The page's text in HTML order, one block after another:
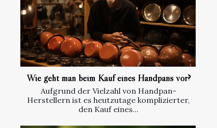
Wie geht man beim Kauf eines Handpans vor?
Aufgrund der Vielzahl von Handpan-
Herstellern ist es heutzutage komplizierter,
den Kauf eines...